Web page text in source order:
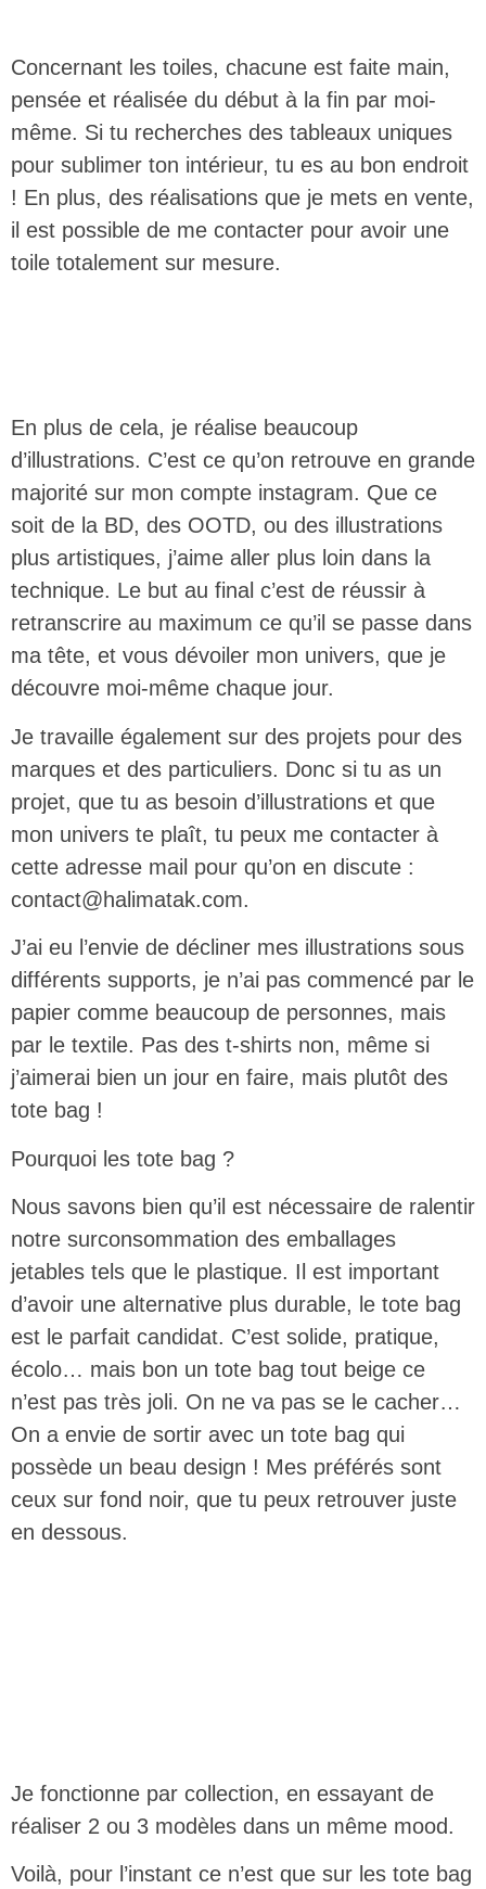
Concernant les toiles, chacune est faite main,
pensée et réalisée du début à la fin par moi-
même. Si tu recherches des tableaux uniques
pour sublimer ton intérieur, tu es au bon endroit
! En plus, des réalisations que je mets en vente,
il est possible de me contacter pour avoir une
toile totalement sur mesure.
En plus de cela, je réalise beaucoup
d’illustrations. C’est ce qu’on retrouve en grande
majorité sur mon compte instagram. Que ce
soit de la BD, des OOTD, ou des illustrations
plus artistiques, j’aime aller plus loin dans la
technique. Le but au final c’est de réussir à
retranscrire au maximum ce qu’il se passe dans
ma tête, et vous dévoiler mon univers, que je
découvre moi-même chaque jour.
Je travaille également sur des projets pour des
marques et des particuliers. Donc si tu as un
projet, que tu as besoin d’illustrations et que
mon univers te plaît, tu peux me contacter à
cette adresse mail pour qu’on en discute :
contact@halimatak.com.
J’ai eu l’envie de décliner mes illustrations sous
différents supports, je n’ai pas commencé par le
papier comme beaucoup de personnes, mais
par le textile. Pas des t-shirts non, même si
j’aimerai bien un jour en faire, mais plutôt des
tote bag !
Pourquoi les tote bag ?
Nous savons bien qu’il est nécessaire de ralentir
notre surconsommation des emballages
jetables tels que le plastique. Il est important
d’avoir une alternative plus durable, le tote bag
est le parfait candidat. C’est solide, pratique,
écolo… mais bon un tote bag tout beige ce
n’est pas très joli. On ne va pas se le cacher…
On a envie de sortir avec un tote bag qui
possède un beau design ! Mes préférés sont
ceux sur fond noir, que tu peux retrouver juste
en dessous.
Je fonctionne par collection, en essayant de
réaliser 2 ou 3 modèles dans un même mood.
Voilà, pour l’instant ce n’est que sur les tote bag